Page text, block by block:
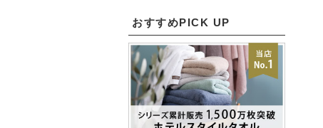
おすすめPICK UP